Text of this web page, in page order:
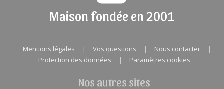
Maison fondée en 2001
Mentions légales | Vos questions | Nous contacter |
Protection des données | Paramètres cookies
Nos autres sites